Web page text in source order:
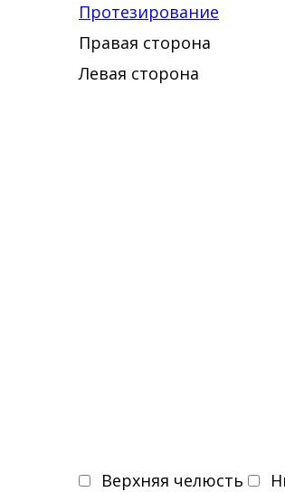
Протезирование
Правая сторона
Левая сторона
Верхняя челюсть